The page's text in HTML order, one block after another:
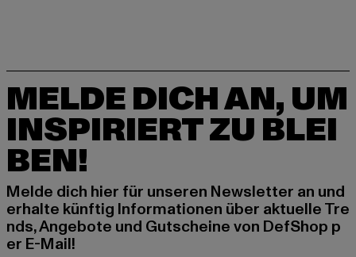
MELDE DICH AN, UM
INSPIRIERT ZU BLEI
BEN!
Melde dich hier für unseren Newsletter an und
erhalte künftig Informationen über aktuelle Tre
nds, Angebote und Gutscheine von DefShop p
er E-Mail!